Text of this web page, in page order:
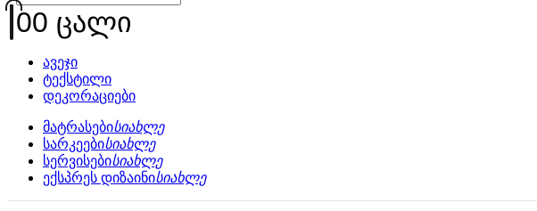
00 ცალი
ავეჯი
ტექსტილი
დეკორაციები
მატრასებისიახლე
სარკეებისიახლე
სერვისებისიახლე
ექსპრეს დიზაინისიახლე